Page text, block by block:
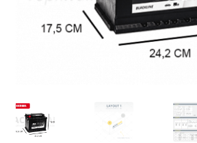
LADERS & ACCESSOIRES
SOORTEN